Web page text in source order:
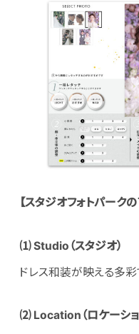
【スタジオフォトパークの
⑴Studio （スタジオ）
ドレス和装が映える多
⑵ Location （ロケーシ